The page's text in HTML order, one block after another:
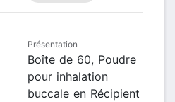
Présentation
Boîte de 60, Poudre
pour inhalation
buccale en Récipient